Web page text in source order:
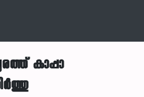
കാപ്പാ